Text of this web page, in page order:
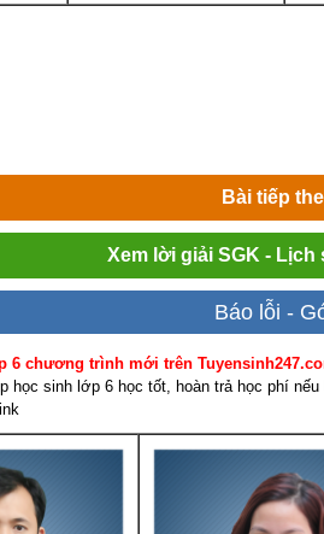
Bài tiếp
Xem lời giải SGK - Lịch
Báo lỗi -
6 chương trình mới trên
học sinh lớp 6 học tốt, hoàn trả học phí